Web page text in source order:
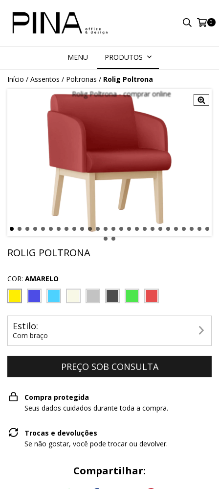
0
MENU PRODUTOS
Início / Assentos / Poltronas / Rolig Poltrona
ROLIG POLTRONA
COR: AMARELO
Estilo:
Com braço
Compra protegida
Seus dados cuidados durante toda a compra.
Trocas e devoluções
Se não gostar, você pode trocar ou devolver.
Compartilhar: